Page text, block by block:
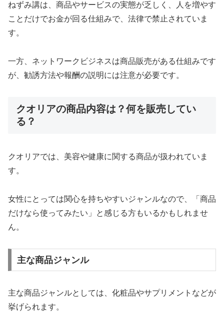
ねずみ講は、商品やサービスの実態が乏しく、人を増やす
ことだけでお金が回る仕組みで、法律で禁止されていま
す。
一方、ネットワークビジネスは商品販売がある仕組みです
が、勧誘方法や報酬の説明には注意が必要です。
クオリアの商品内容は？何を販売してい
る？
クオリアでは、美容や健康に関する商品が扱われていま
す。
女性にとっては関心を持ちやすいジャンルなので、「商品
だけなら使ってみたい」と感じる方もいるかもしれませ
ん。
主な商品ジャンル
主な商品ジャンルとしては、化粧品やサプリメントなどが
挙げられます。